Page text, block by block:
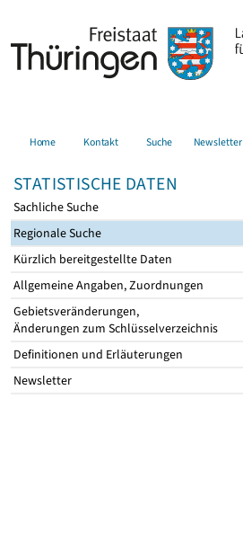
Home Kontakt Suche Newsletter
STATISTISCHE DATEN
Sachliche Suche
Regionale Suche
Kürzlich bereitgestellte Daten
Allgemeine Angaben, Zuordnungen
Gebietsveränderungen,
Änderungen zum Schlüsselverzeichnis
Definitionen und Erläuterungen
Newsletter